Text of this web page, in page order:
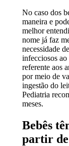
No caso dos
maneira e
melhor
nome já faz
necessidade
infecciosos
referente aos
por meio de
ingestão do
Pediatria
meses.
Bebês
partir de